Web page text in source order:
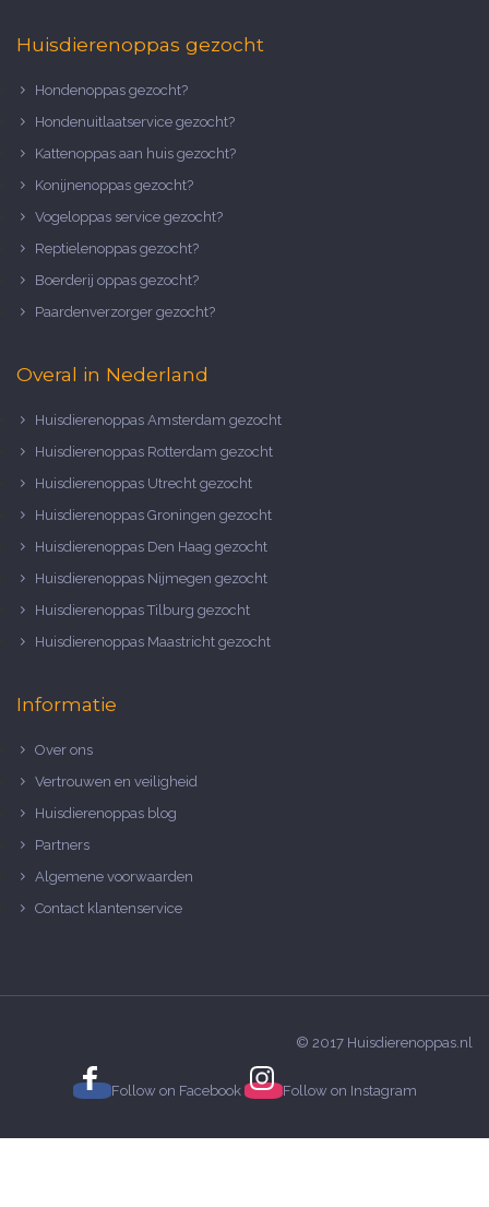
Huisdierenoppas gezocht
Hondenoppas gezocht?
Hondenuitlaatservice gezocht?
Kattenoppas aan huis gezocht?
Konijnenoppas gezocht?
Vogeloppas service gezocht?
Reptielenoppas gezocht?
Boerderij oppas gezocht?
Paardenverzorger gezocht?
Overal in Nederland
Huisdierenoppas Amsterdam gezocht
Huisdierenoppas Rotterdam gezocht
Huisdierenoppas Utrecht gezocht
Huisdierenoppas Groningen gezocht
Huisdierenoppas Den Haag gezocht
Huisdierenoppas Nijmegen gezocht
Huisdierenoppas Tilburg gezocht
Huisdierenoppas Maastricht gezocht
Informatie
Over ons
Vertrouwen en veiligheid
Huisdierenoppas blog
Partners
Algemene voorwaarden
Contact klantenservice
© 2017 Huisdierenoppas.nl
Follow on Facebook Follow on Instagram